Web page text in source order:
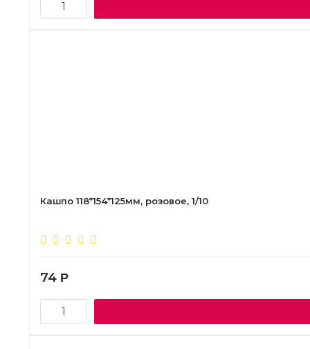
Кашпо 118*154*125мм, розовое, 1/10
74 Р